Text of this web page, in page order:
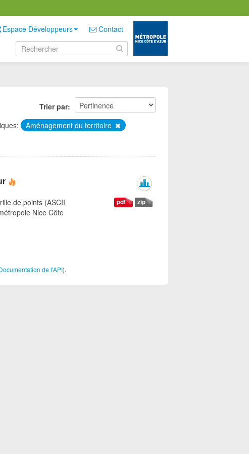
Espace Développeurs Contact
Trier par
Aménagement du territoire
zip
pdf
de points (ASCII
Nice Côte
de l'API).